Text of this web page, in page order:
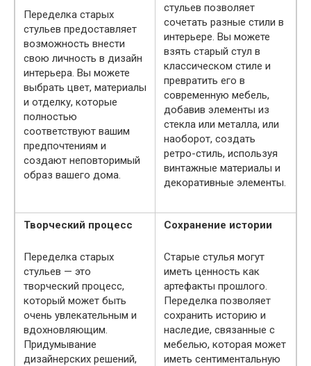
Переделка старых
стульев предоставляет
возможность внести
свою личность в дизайн
интерьера. Вы можете
выбрать цвет, материалы
и отделку, которые
полностью
соответствуют вашим
предпочтениям и
создают неповторимый
образ вашего дома.
стульев позволяет
сочетать разные стили в
интерьере. Вы можете
взять старый стул в
классическом стиле и
превратить его в
современную мебель,
добавив элементы из
стекла или металла, или
наоборот, создать
ретро-стиль, используя
винтажные материалы и
декоративные элементы.
Творческий процесс
Переделка старых
стульев — это
творческий процесс,
который может быть
очень увлекательным и
вдохновляющим.
Придумывание
дизайнерских решений,
Сохранение истории
Старые стулья могут
иметь ценность как
артефакты прошлого.
Переделка позволяет
сохранить историю и
наследие, связанные с
мебелью, которая может
иметь сентиментальную